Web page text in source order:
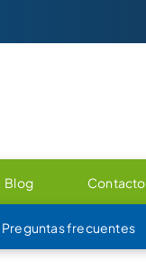
Blog Contacto
Preguntas frecuentes